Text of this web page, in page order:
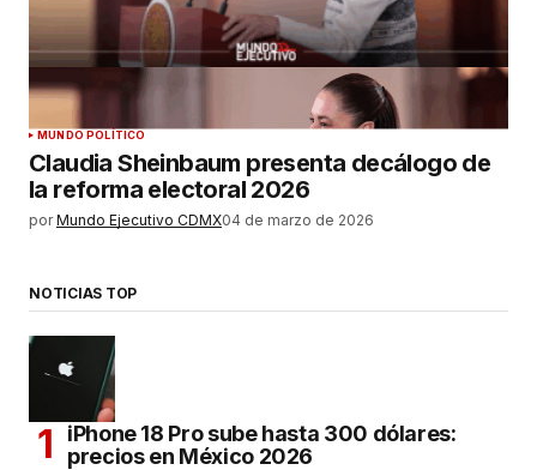
MUNDO POLÍTICO
Claudia Sheinbaum presenta decálogo de
la reforma electoral 2026
por Mundo Ejecutivo CDMX04 de marzo de 2026
NOTICIAS TOP
iPhone 18 Pro sube hasta 300 dólares:
precios en México 2026